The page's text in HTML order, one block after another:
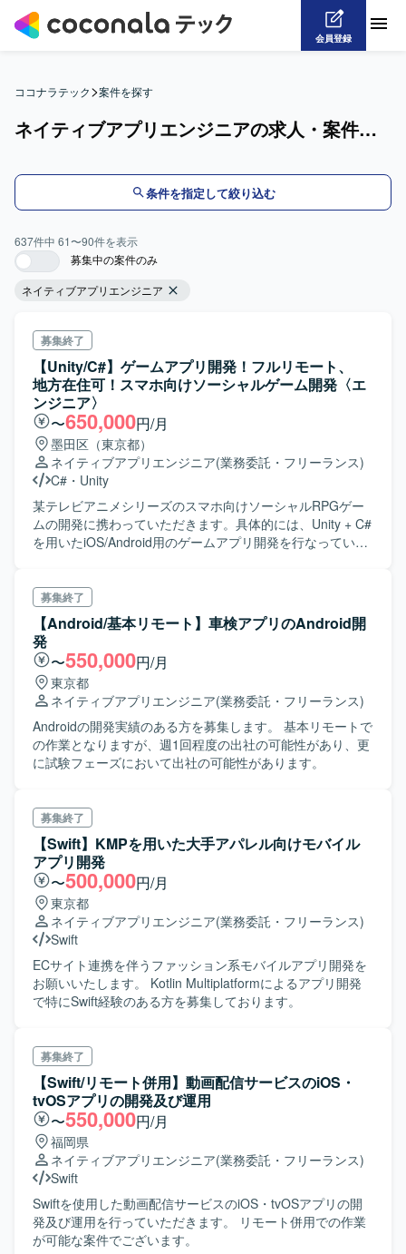
会員登録
ココナラテック>案件を探す
ネイティブアプリエンジニアの求人・案件一覧
条件を指定して絞り込む
637件中 61〜90件を表示
募集中の案件のみ
ネイティブアプリエンジニア
募集終了
【Unity/C#】ゲームアプリ開発！フルリモート、
地方在住可！スマホ向けソーシャルゲーム開発〈エ
ンジニア〉
〜650,000円/月
墨田区（東京都）
ネイティブアプリエンジニア(業務委託・フリーランス)
C# ・ Unity
某テレビアニメシリーズのスマホ向けソーシャルRPGゲー
ムの開発に携わっていただきます。具体的には、Unity + C#
を用いたiOS/Android用のゲームアプリ開発を行なっていた
た、働かれてる方々は20代～30代の方が多く、和気藹々と
した雰囲気の現場です。
募集終了
【Android/基本リモート】車検アプリのAndroid開
発
〜550,000円/月
東京都
ネイティブアプリエンジニア(業務委託・フリーランス)
Androidの開発実績のある方を募集します。 基本リモートで
の作業となりますが、週1回程度の出社の可能性があり、更
に試験フェーズにおいて出社の可能性があります。
募集終了
【Swift】KMPを用いた大手アパレル向けモバイル
アプリ開発
〜500,000円/月
東京都
ネイティブアプリエンジニア(業務委託・フリーランス)
Swift
ECサイト連携を伴うファッション系モバイルアプリ開発を
お願いいたします。 Kotlin Multiplatformによるアプリ開発
で特にSwift経験のある方を募集しております。
募集終了
【Swift/リモート併用】動画配信サービスのiOS・
tvOSアプリの開発及び運用
〜550,000円/月
福岡県
ネイティブアプリエンジニア(業務委託・フリーランス)
Swift
Swiftを使用した動画配信サービスのiOS・tvOSアプリの開
発及び運用を行っていただきます。 リモート併用での作業
が可能な案件でございます。